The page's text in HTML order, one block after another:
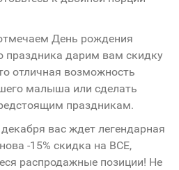
День рождения
праздника дарим вам скидку
отличная возможность
малыша или сделать
праздникам.
вас ждет легендарная
-15% скидка на ВСЕ,
распродажные позиции! Не